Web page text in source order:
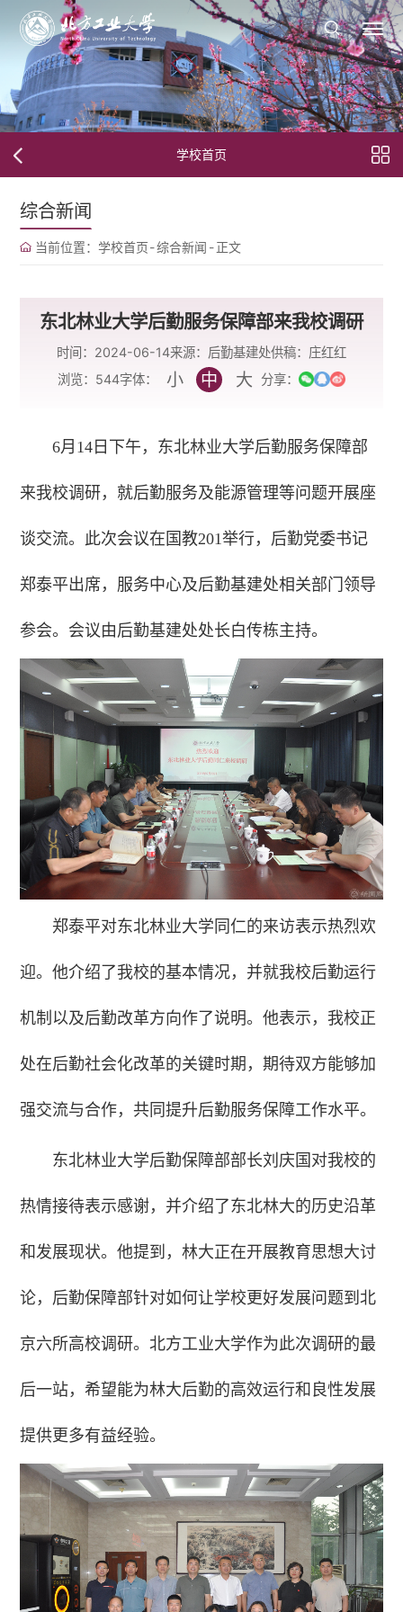
学校首页
综合新闻
当前位置： 学校首页-综合新闻 -正文
东北林业大学后勤服务保障部来我校调研
时间：2024-06-14来源：后勤基建处供稿：庄红红
浏览： 544字体： 小 中 大 分享：
6月14日下午，东北林业大学后勤服务保障部
来我校调研，就后勤服务及能源管理等问题开展座
谈交流。此次会议在国教201举行，后勤党委书记
郑泰平出席，服务中心及后勤基建处相关部门领导
参会。会议由后勤基建处处长白传栋主持。
郑泰平对东北林业大学同仁的来访表示热烈欢
迎。他介绍了我校的基本情况，并就我校后勤运行
机制以及后勤改革方向作了说明。他表示，我校正
处在后勤社会化改革的关键时期，期待双方能够加
强交流与合作，共同提升后勤服务保障工作水平。
东北林业大学后勤保障部部长刘庆国对我校的
热情接待表示感谢，并介绍了东北林大的历史沿革
和发展现状。他提到，林大正在开展教育思想大讨
论，后勤保障部针对如何让学校更好发展问题到北
京六所高校调研。北方工业大学作为此次调研的最
后一站，希望能为林大后勤的高效运行和良性发展
提供更多有益经验。